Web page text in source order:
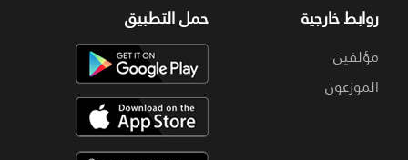
روابط خارجية
مؤلفين
الموزعون
حمل التطبيق